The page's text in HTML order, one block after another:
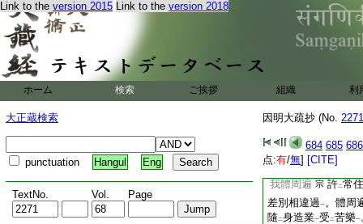
Link to the version 2015 Link to the version 2018
ホーム 検索 ご挨拶 組織 利
大正蔵検索
punctuation Hangul Eng
TextNo. Vol. Page
因明大疏抄 (No.
684 685 686
点:有/無] [CITE]
違量云。所説有性非
故知本量不
答。敵量直遮三意許
一法一爲
體。但義
之諸法 也。即如
及色聲等法一 。立敵
四大一非
餘文如 別抄
之。
明詮噵云。樞要上
我體周遍 宗 許二常住
差別相違過一。體周
隨 二身造業一受 二苦樂一